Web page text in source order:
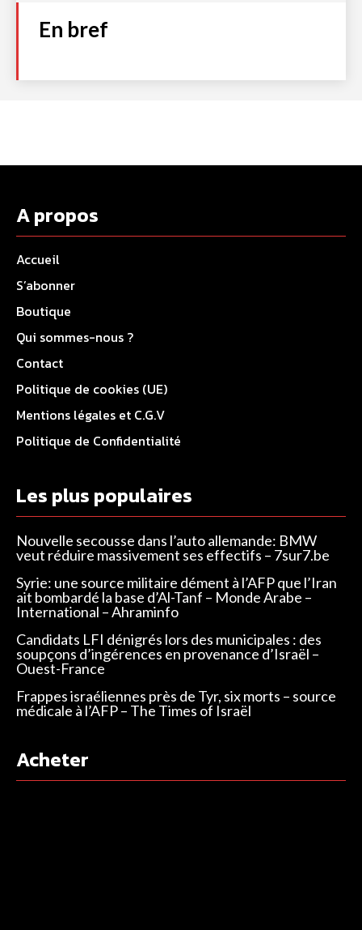
En bref
A propos
Accueil
S’abonner
Boutique
Qui sommes-nous ?
Contact
Politique de cookies (UE)
Mentions légales et C.G.V
Politique de Confidentialité
Les plus populaires
Nouvelle secousse dans l’auto allemande: BMW
veut réduire massivement ses effectifs – 7sur7.be
Syrie: une source militaire dément à l’AFP que l’Iran
ait bombardé la base d’Al-Tanf – Monde Arabe –
International – Ahraminfo
Candidats LFI dénigrés lors des municipales : des
soupçons d’ingérences en provenance d’Israël –
Ouest-France
Frappes israéliennes près de Tyr, six morts – source
médicale à l’AFP – The Times of Israël
Acheter